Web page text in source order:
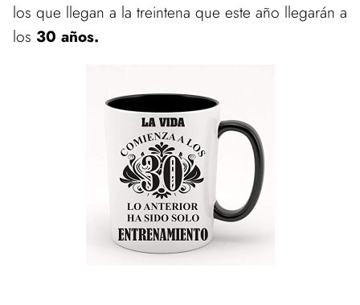
los que llegan a la treintena que este año llegarán a
los 30 años.